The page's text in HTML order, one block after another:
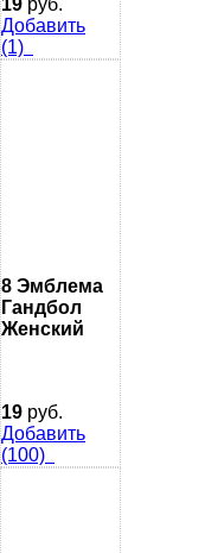
19 руб.
Добавить
(1)
8 Эмблема
Гандбол
Женский
19 руб.
Добавить
(100)